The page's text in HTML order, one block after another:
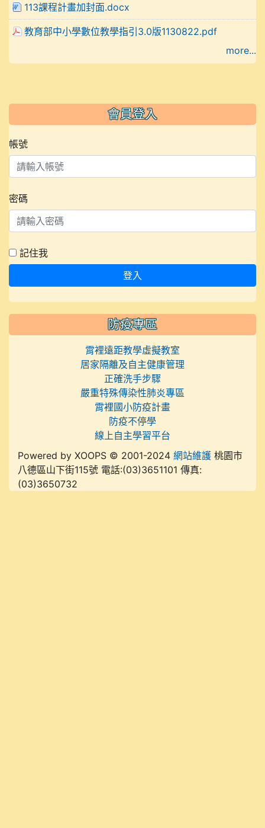
113課程計畫加封面.docx
教育部中小學數位教學指引3.0版1130822.pdf
more...
會員登入
帳號
密碼
記住我
登入
防疫專區
霄裡遠距教學虛擬教室
居家隔離及自主健康管理
正確洗手步驟
嚴重特殊傳染性肺炎專區
霄裡國小防疫計畫
防疫不停學
線上自主學習平台
Powered by XOOPS © 2001-2024 網站維護 桃園市
八德區山下街115號 電話:(03)3651101 傳真:
(03)3650732